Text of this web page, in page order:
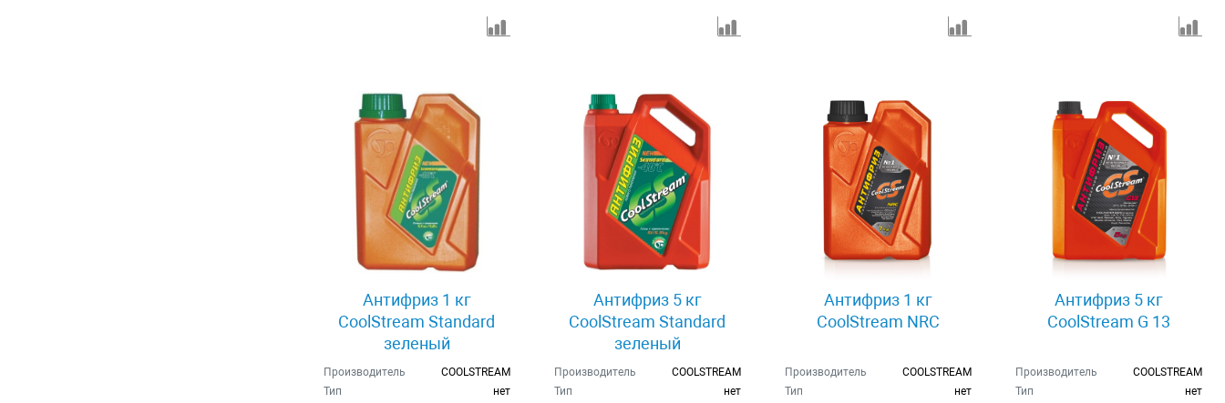
Антифриз 1 кг
CoolStream Standard
зеленый
Производитель
COOLSTREAM
Тип
нет
Антифриз 5 кг
CoolStream Standard
зеленый
Производитель
COOLSTREAM
Тип
нет
Антифриз 1 кг
CoolStream NRC
Производитель
COOLSTREAM
Тип
нет
Антифриз 5 кг
CoolStream G 13
Производитель
COOLSTREAM
Тип
нет